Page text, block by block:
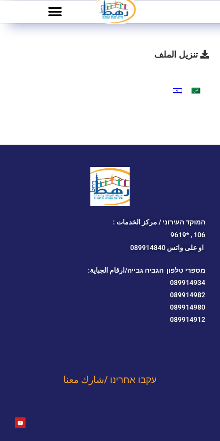
تنزيل الملف
המוקד העירוני / مركز الخدمات :
106 ,
*9619
او على واتس 089914840
מספרי טלפון הגביה גבייה/ارقام الجباية:
089914934
089914982
089914980
089914912
עקבו אחרינו /شارك معنا